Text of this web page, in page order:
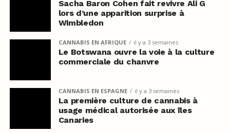
Sacha Baron Cohen fait revivre Ali G
lors d’une apparition surprise à
Wimbledon
CANNABIS EN AFRIQUE il y a 3 semaines
Le Botswana ouvre la voie à la culture
commerciale du chanvre
CANNABIS EN ESPAGNE il y a 3 semaines
La première culture de cannabis à
usage médical autorisée aux îles
Canaries